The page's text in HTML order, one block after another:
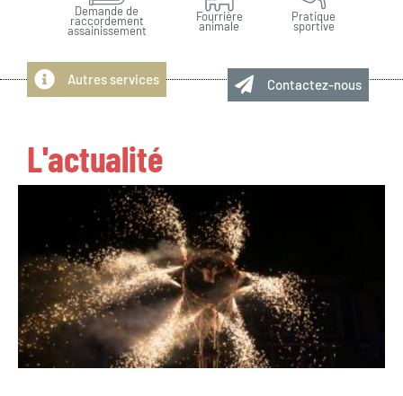
Demande de
raccordement
assainissement
Fourrière
animale
Pratique
sportive
Autres services Contactez-nous
L'actualité